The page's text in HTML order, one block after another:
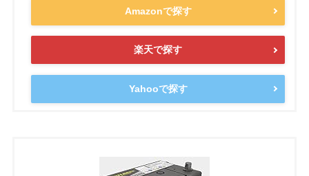
Amazonで探す
楽天で探す
Yahooで探す